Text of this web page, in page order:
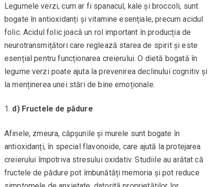
Legumele verzi, cum ar fi spanacul, kale și broccoli, sunt
bogate în antioxidanți și vitamine esențiale, precum acidul
folic. Acidul folic joacă un rol important în producția de
neurotransmițători care reglează starea de spirit și este
esențial pentru funcționarea creierului. O dietă bogată în
legume verzi poate ajuta la prevenirea declinului cognitiv și
la menținerea unei stări de bine emoționale.
d) Fructele de pădure
Afinele, zmeura, căpșunile și murele sunt bogate în
antioxidanți, în special flavonoide, care ajută la protejarea
creierului împotriva stresului oxidativ. Studiile au arătat că
fructele de pădure pot îmbunătăți memoria și pot reduce